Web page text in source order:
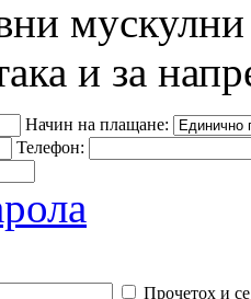
и за
Начин на плащане:
Телефон:
Прочетох и